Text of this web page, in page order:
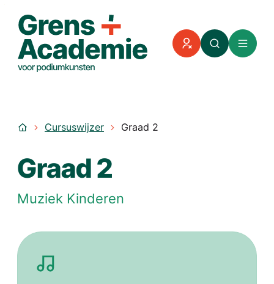
Naar inhoud
grensacademie
Afwezigheid
ZoekenMenu
Startpagina
Cursuswijzer Graad 2
Graad 2
Muziek Kinderen